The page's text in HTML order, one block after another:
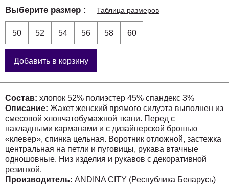
Выберите размер Таблица размеров
50 52 54 56 58 60
Добавить в корзину
Состав: хлопок 52% полиэстер 45% спандекс 3%
Описание: Жакет женский прямого силуэта выполнен из
смесовой хлопчатобумажной ткани. Перед с
накладными карманами и с дизайнерской брошью
«клевер», спинка цельная. Воротник отложной, застежка
центральная на петли и пуговицы, рукава втачные
одношовные. Низ изделия и рукавов с декоративной
резинкой.
Производитель: ANDINA CITY (Республика Беларусь)